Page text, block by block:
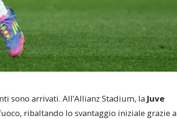
sono arrivati. All’Allianz Stadium, la Juve
ribaltando lo svantaggio iniziale grazie a